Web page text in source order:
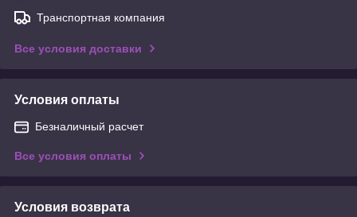
Транспортная компания
Все условия доставки
Условия оплаты
Безналичный расчет
Все условия оплаты
Условия возврата